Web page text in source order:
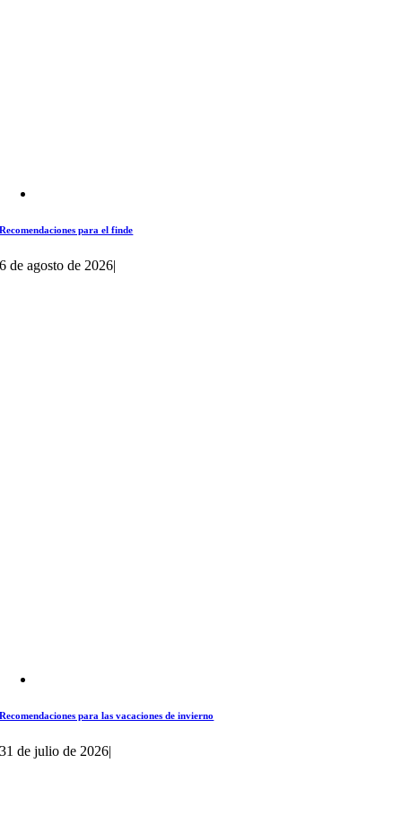
Recomendaciones para el finde
6 de agosto de 2026|
Recomendaciones para las vacaciones de invierno
31 de julio de 2026|